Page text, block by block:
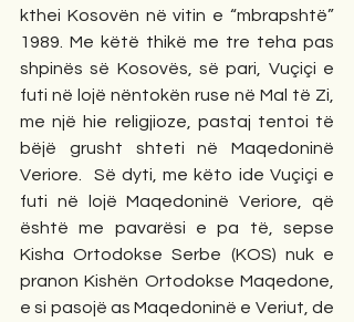
kthei Kosovën në vitin e “mbrapshtë”
1989. Me këtë thikë me tre teha pas
shpinës së Kosovës, së pari, Vuçiçi e
futi në lojë nëntokën ruse në Mal të Zi,
me një hie religjioze, pastaj tentoi të
bëjë grusht shteti në Maqedoninë
Veriore.  Së dyti, me këto ide Vuçiçi e
futi në lojë Maqedoninë Veriore, që
është me pavarësi e pa të, sepse
Kisha Ortodokse Serbe (KOS) nuk e
pranon Kishën Ortodokse Maqedone,
e si pasojë as Maqedoninë e Veriut, de